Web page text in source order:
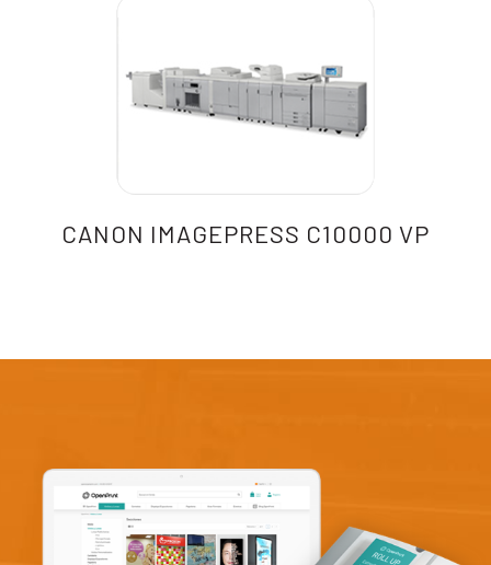
CANON IMAGEPRESS C10000 VP